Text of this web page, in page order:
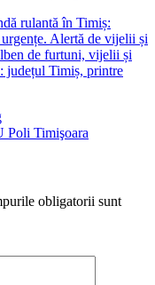
rulantă în Timiș:
Alertă de vijelii și
de furtuni, vijelii și
județul Timiș, printre
Poli Timişoara
obligatorii sunt